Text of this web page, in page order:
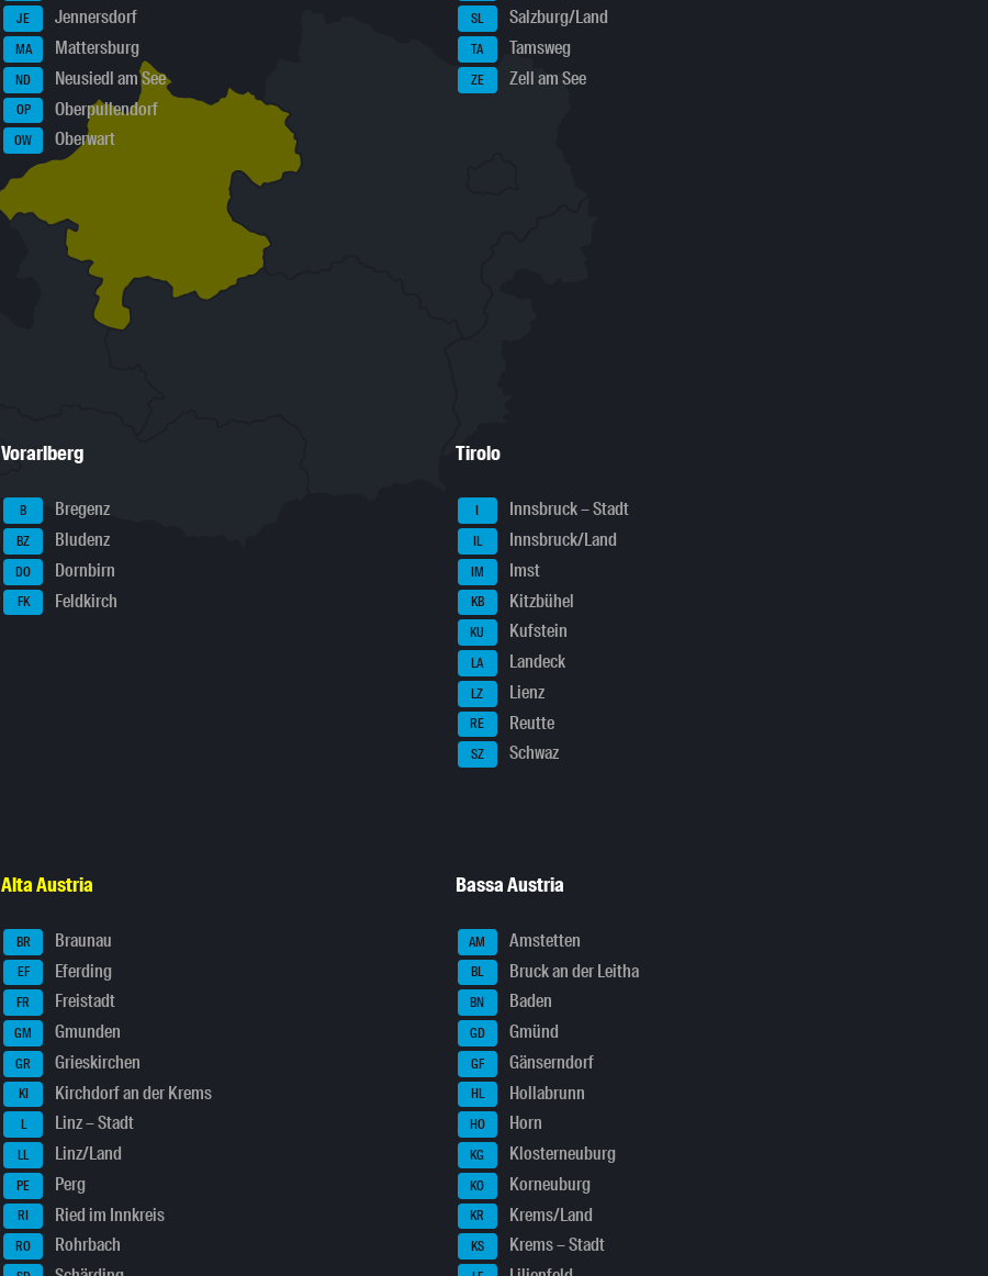
JE Jennersdorf
MA Mattersburg
ND Neusiedl am See
OP Oberpullendorf
OW Oberwart
SL Salzburg/Land
TA Tamsweg
ZE Zell am See
Vorarlberg
B Bregenz
BZ Bludenz
DO Dornbirn
FK Feldkirch
Tirolo
I Innsbruck – Stadt
IL Innsbruck/Land
IM Imst
KB Kitzbühel
KU Kufstein
LA Landeck
LZ Lienz
RE Reutte
SZ Schwaz
Alta Austria
BR Braunau
EF Eferding
FR Freistadt
GM Gmunden
GR Grieskirchen
KI Kirchdorf an der Krems
L Linz – Stadt
LL Linz/Land
PE Perg
RI Ried im Innkreis
RO Rohrbach
Bassa Austria
AM Amstetten
BL Bruck an der Leitha
BN Baden
GD Gmünd
GF Gänserndorf
HL Hollabrunn
HO Horn
KG Klosterneuburg
KO Korneuburg
KR Krems/Land
KS Krems – Stadt